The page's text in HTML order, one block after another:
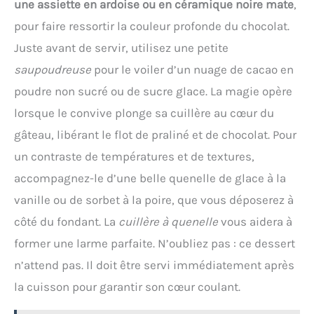
aliments ou des liquides.
【Après-vente】 Si vous
avez un problème avec la
balance de cuisine,
n'hésitez pas à nous
offrons le meilleur service
client.
pizza, des pâtes à pain et
bien plus PRÉCISION
cuisine pour toutes vos
envies de pâtisserie,
précises à 0.5g (jusqu'à
999g) et 1g près (au-
TARE PRATIQUE: gagnez du
temps lors de la
nettoyage grâce à un
système astucieux qui
vous permet de remettre la
balance de cuisine à zéro
pour chaque nouvel
ingrédient, vous n'avez
une assiette en ardoise ou en céramique noire mate,
pour faire ressortir la couleur profonde du chocolat.
Juste avant de servir, utilisez une petite
saupoudreuse pour le voiler d’un nuage de cacao en
poudre non sucré ou de sucre glace. La magie opère
lorsque le convive plonge sa cuillère au cœur du
gâteau, libérant le flot de praliné et de chocolat. Pour
un contraste de températures et de textures,
accompagnez-le d’une belle quenelle de glace à la
vanille ou de sorbet à la poire, que vous déposerez à
côté du fondant. La cuillère à quenelle vous aidera à
former une larme parfaite. N’oubliez pas : ce dessert
n’attend pas. Il doit être servi immédiatement après
la cuisson pour garantir son cœur coulant.